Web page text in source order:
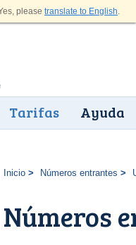
please translate to English.
Tarifas Ayuda
Inicio Números entrantes
Números